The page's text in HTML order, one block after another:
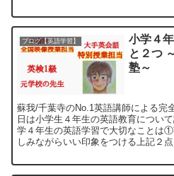
ブログ【英語学習】
小学４
と２つ
塾～
蘇我/千葉寺のNo.1英語講師による完
日は小学生４年生の英語教育につい
学４年生の英語学習で大切なことは
しみながらいい印象をつける上記２点